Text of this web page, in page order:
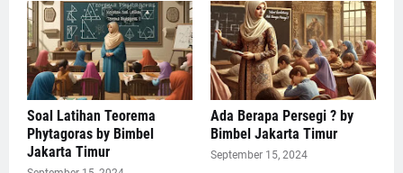
Soal Latihan Teorema
Phytagoras by Bimbel
Jakarta Timur
Ada Berapa Persegi ? by
Bimbel Jakarta Timur
September 15, 2024